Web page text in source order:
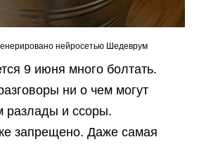
нейросетью Шедеврум
9 июня много болтать.
ни о чем могут
разлады и ссоры.
запрещено. Даже самая